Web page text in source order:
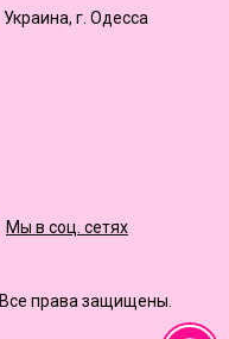
Украина, г. Одесса
Мы в соц. сетях
Все права защищены.